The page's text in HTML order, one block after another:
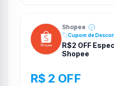
Shopee
Cupom de
R$2 OFF
Shopee
R$ 2 OFF